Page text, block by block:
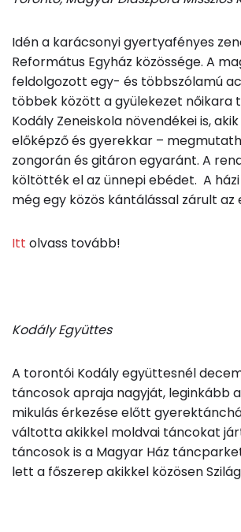
Idén a karácsonyi gyertyafényes
Református Egyház közössége. A
feldolgozott egy- és többszólamú
többek között a gyülekezet nőikara
Kodály Zeneiskola növendékei is,
előképző és gyerekkar –
zongorán és gitáron egyaránt. A
költötték el az ünnepi ebédet. A
még egy közös kántálással zárult
Itt olvass tovább!
Kodály Együttes
A torontói Kodály együttesnél
táncosok apraja nagyját, leginkább
mikulás érkezése előtt
váltotta akikkel moldvai táncokat
táncosok is a Magyar Ház
lett a főszerep akikkel közösen